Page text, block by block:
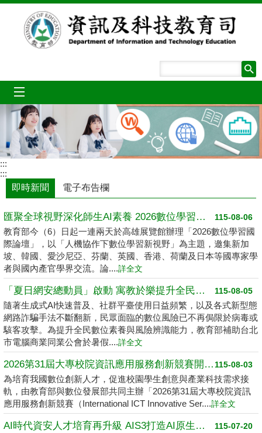
跳到主要內容區塊
:::
:::
即時新聞
電子布告欄
115-08-06
匯聚全球視野深化師生AI素養 2026數位學習國際論壇高雄登場
教育部今（6）日起一連兩天於高雄展覽館辦理「2026數位學習國
際論壇」，以「人機協作下數位學習新視野」為主題，邀集新加
坡、韓國、愛沙尼亞、芬蘭、英國、香港、荷蘭及日本等國專家學
者與國內產官學界交流。論....詳全文
115-08-05
「夏日網安總動員」啟動 寓教於樂提升全民數位素養
隨著生成式AI快速普及、社群平臺使用日益頻繁，以及各式新型態
網路詐騙手法不斷翻新，民眾面臨的數位風險已不再侷限於病毒或
駭客攻擊。為提升全民數位素養與風險辨識能力，教育部補助台北
市電腦商業同業公會於暑假....詳全文
115-08-03
2026第31屆大專校院資訊應用服務創新競賽開跑了 請高中職以上學生踴躍報名
為培育我國數位創新人才，促進校園學生創意與產業科技需求接
軌，由教育部與數位發展部共同主辦「2026第31屆大專校院資訊
應用服務創新競賽（International ICT Innovative Ser....詳全文
115-07-20
AI時代資安人才培育再升級 AIS3打造AI原生資安學習環境